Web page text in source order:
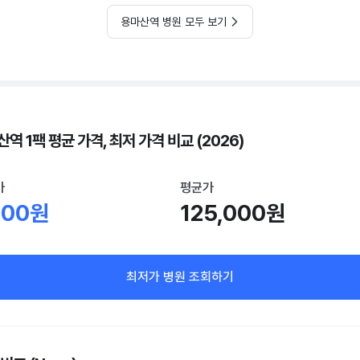
용마산역 병원 모두 보기
역 1팩 평균 가격, 최저 가격 비교 (2026)
원
평균가
125,000원
최저가 병원 조회하기